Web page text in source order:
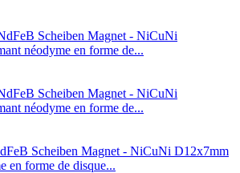
néodyme en forme de...
néodyme en forme de...
D12x7mm
en forme de disque...